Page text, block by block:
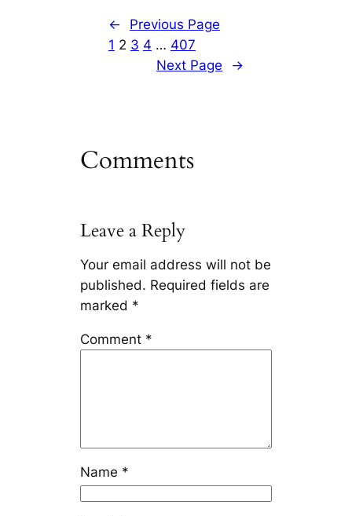
←
Previous Page
1 2 3 4 … 407
Next Page
→
Comments
Leave a Reply
Your email address will not be
published. Required fields are
marked *
Comment *
Name *